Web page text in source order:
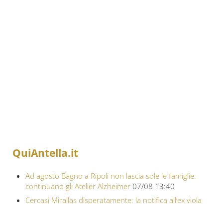
QuiAntella.it
Ad agosto Bagno a Ripoli non lascia sole le famiglie:
continuano gli Atelier Alzheimer 07/08 13:40
Cercasi Mirallas disperatamente: la notifica all’ex viola